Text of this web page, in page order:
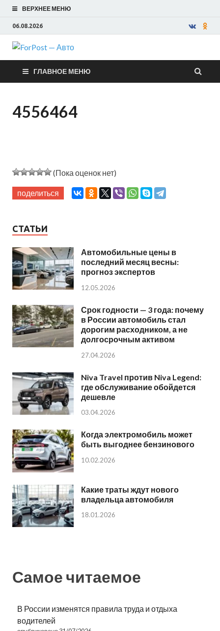
ВЕРХНЕЕ МЕНЮ
06.08.2026
ForPost —
Авто
ГЛАВНОЕ МЕНЮ
4556464
(Пока оценок нет)
поделиться
СТАТЬИ
Автомобильные цены в
последний месяц весны:
прогноз экспертов
12.05.2026
Срок годности — 3 года: почему
в России автомобиль стал
дорогим расходником, а не
долгосрочным активом
27.04.2026
Niva Travel против Niva Legend:
где обслуживание обойдется
дешевле
03.04.2026
Когда электромобиль может
быть выгоднее бензинового
10.02.2026
Какие траты ждут нового
владельца автомобиля
18.01.2026
Самое читаемое
В России изменятся правила труда и отдыха
водителей